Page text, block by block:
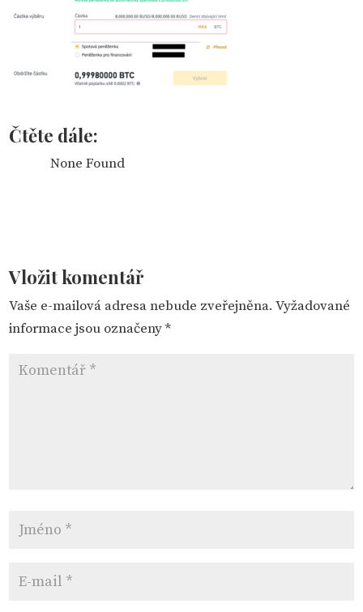
Čtěte dále:
None Found
Vložit komentář
Vaše e-mailová adresa nebude zveřejněna. Vyžadované
informace jsou označeny*